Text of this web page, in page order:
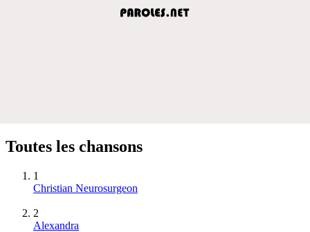
Toutes les chansons
1
Christian Neurosurgeon
2
Alexandra